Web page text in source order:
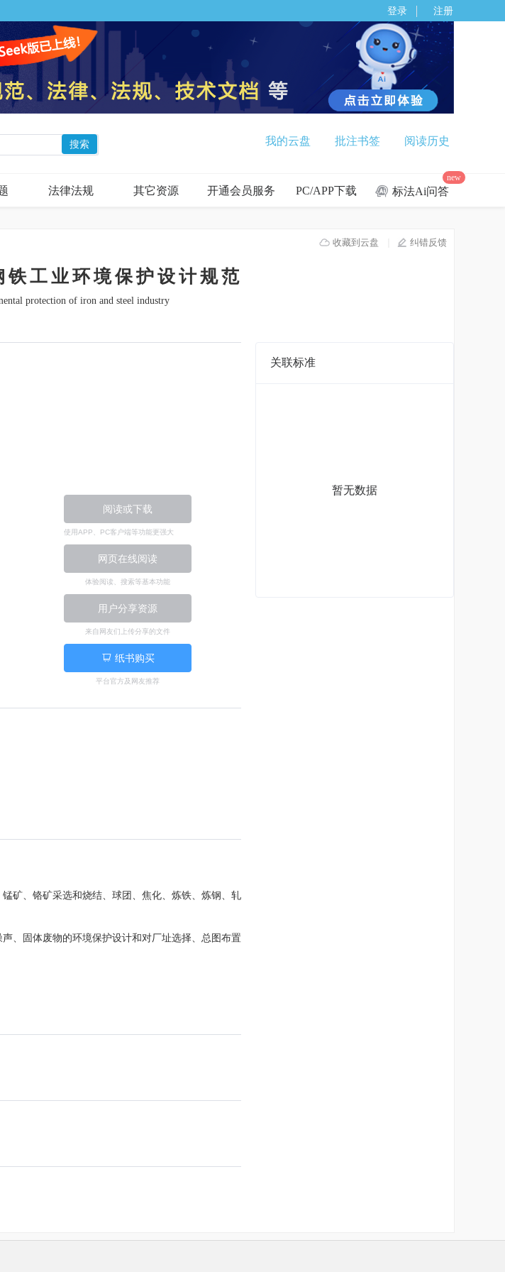
登录 注册
搜索 我的云盘 批注书签 阅读历史
法律法规 其它资源 开通会员服务 PC/APP下载 标法Ai问答
new
收藏到云盘 纠错反馈
工业环境保护设计规范
protection of iron and steel industry
阅读或下载
使用APP、PC客户端等功能更强大
网页在线阅读
体验阅读、搜索等基本功能
用户分享资源
来自网友们上传分享的文件
纸书购买
平台官方及网友推荐
矿、铬矿采选和烧结、球团、焦化、炼铁、炼钢、轧
、固体废物的环境保护设计和对厂址选择、总图布置
关联标准
暂无数据